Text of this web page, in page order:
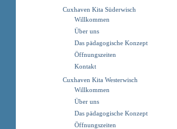
Cuxhaven Kita Süderwisch
Willkommen
Über uns
Das pädagogische Konzept
Öffnungszeiten
Kontakt
Cuxhaven Kita Westerwisch
Willkommen
Über uns
Das pädagogische Konzept
Öffnungszeiten